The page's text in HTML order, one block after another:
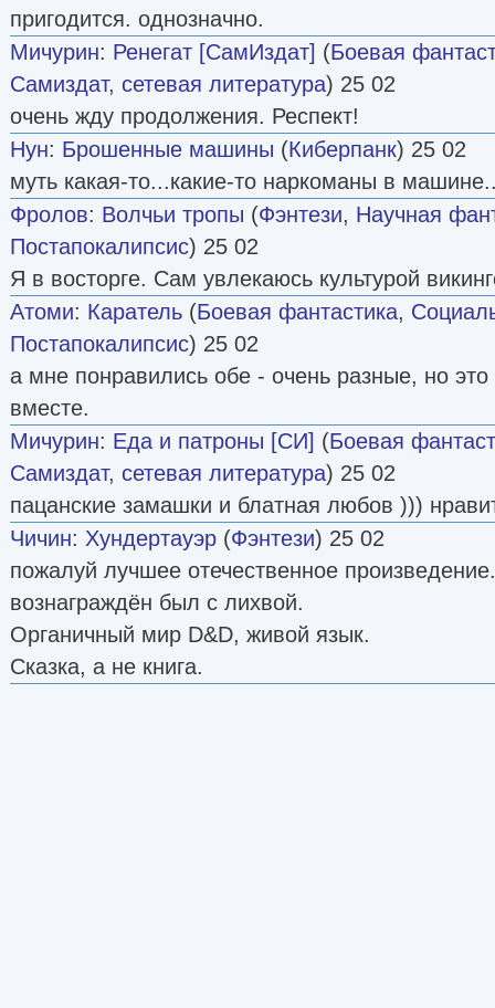
пригодится. однозначно.
Мичурин: Ренегат [СамИздат] (Боевая
Самиздат, сетевая литература) 25 02
очень жду продолжения. Респект!
Нун: Брошенные машины (Киберпанк) 25 02
муть какая-то...какие-то наркоманы в
Фролов: Волчьи тропы (Фэнтези, Научная
Постапокалипсис) 25 02
Я в восторге. Сам увлекаюсь культурой
Атоми: Каратель (Боевая фантастика,
Постапокалипсис) 25 02
а мне понравились обе - очень разные, но
вместе.
Мичурин: Еда и патроны [СИ] (Боевая
Самиздат, сетевая литература) 25 02
пацанские замашки и блатная любов )))
Чичин: Хундертауэр (Фэнтези) 25 02
пожалуй лучшее отечественное
вознаграждён был с лихвой.
Органичный мир D&D, живой язык.
Сказка, а не книга.